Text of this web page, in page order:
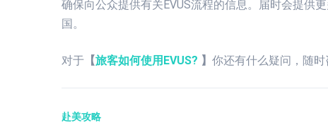
确保向公众提供有关EVUS流程的信息。届时会提供
国。
对于 【旅客如何使用EVUS? 】 你还有什么疑问，随时
赴美攻略